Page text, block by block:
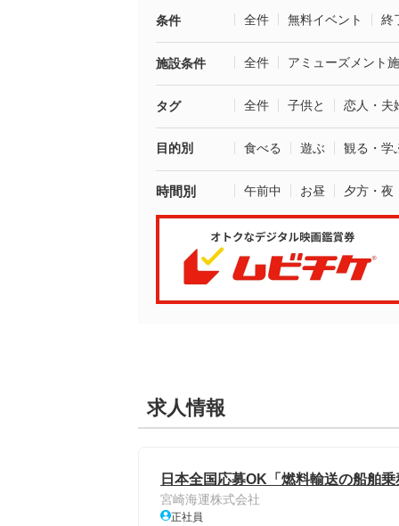
条件 全件 無料イベント 終
施設条件 全件 アミューズメント
タグ 全件 子供と 恋人・夫
目的別 食べる 遊ぶ 観る・学
時間別 午前中 お昼 夕方・夜
求人情報
日本全国応募OK「燃料輸送の船舶
宮崎海運株式会社
正社員